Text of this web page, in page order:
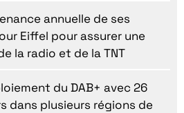
annuelle de ses
Eiffel pour assurer une
la radio et de la TNT
du DAB+ avec 26
dans plusieurs régions de